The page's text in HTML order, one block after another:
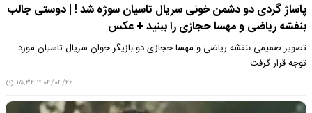
پاساژ گردی دو دشمن خونی سریال تاسیان سوژه شد ! | دوستی جالب
بنفشه ریاضی و مهسا حجازی را ببنید + عکس
تصویر صمیمی بنفشه ریاضی و مهسا حجازی دو بازیگر جوان سریال تاسیان مورد
توجه قرار گرفت.
۱۴۰۴/۰۴/۲۶ ۱۵:۳۲